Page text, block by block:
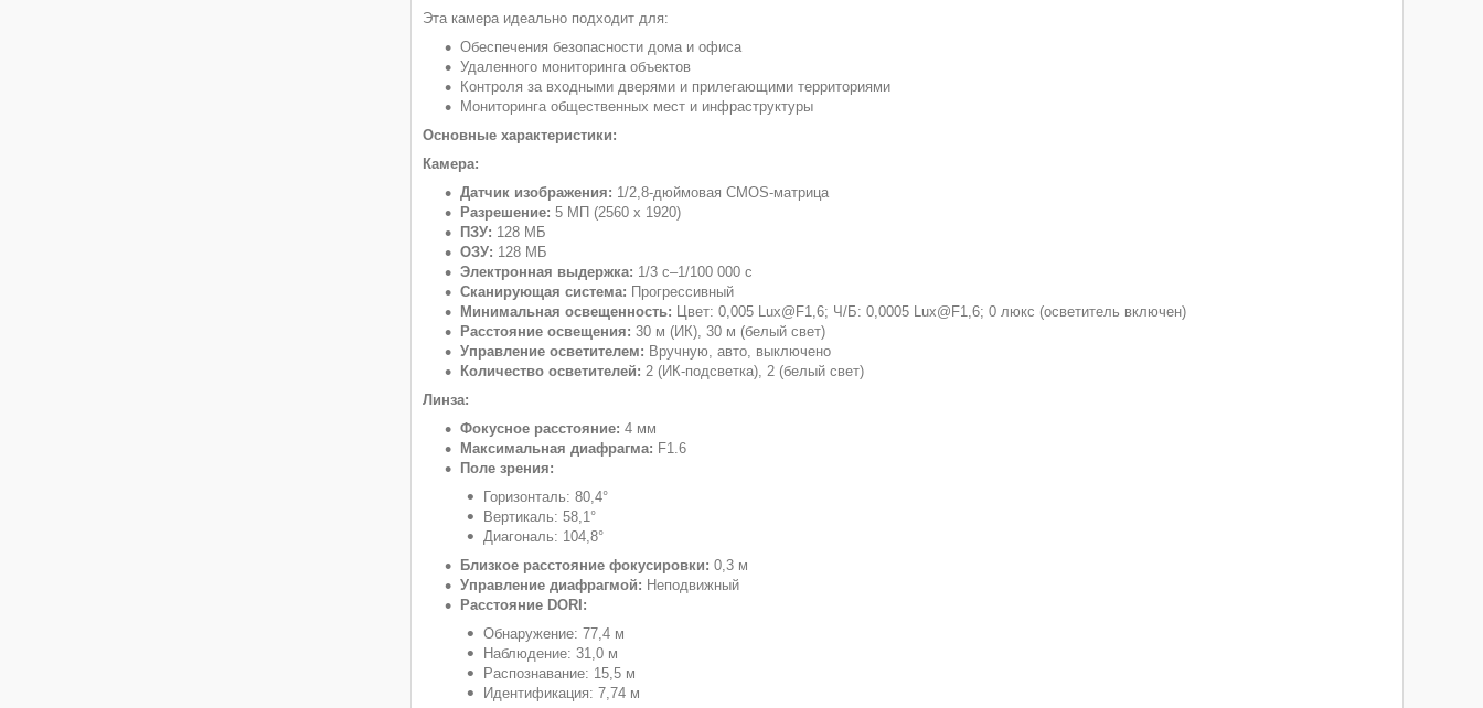
Эта камера идеально подходит для:
Обеспечения безопасности дома и офиса
Удаленного мониторинга объектов
Контроля за входными дверями и прилегающими территориями
Мониторинга общественных мест и инфраструктуры
Основные характеристики:
Камера:
Датчик изображения: 1/2,8-дюймовая CMOS-матрица
Разрешение: 5 МП (2560 x 1920)
ПЗУ: 128 МБ
ОЗУ: 128 МБ
Электронная выдержка: 1/3 с–1/100 000 с
Сканирующая система: Прогрессивный
Минимальная освещенность: Цвет: 0,005 Lux@F1,6; Ч/Б: 0,0005 Lux@F1,6; 0 люкс (осветитель включен)
Расстояние освещения: 30 м (ИК), 30 м (белый свет)
Управление осветителем: Вручную, авто, выключено
Количество осветителей: 2 (ИК-подсветка), 2 (белый свет)
Линза:
Фокусное расстояние: 4 мм
Максимальная диафрагма: F1.6
Поле зрения:
Горизонталь: 80,4°
Вертикаль: 58,1°
Диагональ: 104,8°
Близкое расстояние фокусировки: 0,3 м
Управление диафрагмой: Неподвижный
Расстояние DORI:
Обнаружение: 77,4 м
Наблюдение: 31,0 м
Распознавание: 15,5 м
Идентификация: 7,74 м